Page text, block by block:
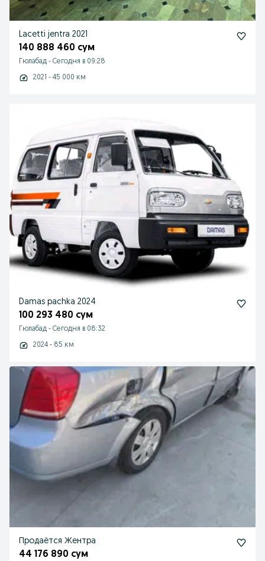
Lacetti jentra 2021
140 888 460 сум
Гюлабад - Сегодня в 09:28
2021 - 45 000 км
Damas pachka 2024
100 293 480 сум
Гюлабад - Сегодня в 08:32
2024 - 85 км
Продаётся Жентра
44 176 890 сум